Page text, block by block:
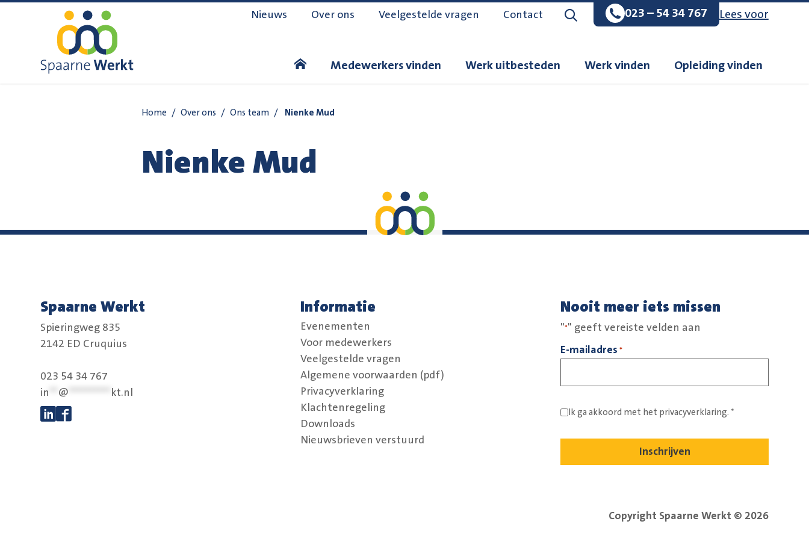
Navigatie overslaan Nieuws Over ons Veelgestelde vragen Contact Zoeken op de website
023 – 54 34 767 Lees voor
Medewerkers vinden Werk uitbesteden Werk vinden Opleiding vinden
Home / Over ons / Ons team / Nienke Mud
Nienke Mud
Spaarne Werkt
Spieringweg 835
2142 ED Cruquius
023 54 34 767
in
@ kt.nl
Informatie
Evenementen
Voor medewerkers
Veelgestelde vragen
Algemene voorwaarden (pdf)
Privacyverklaring
Klachtenregeling
Downloads
Nieuwsbrieven verstuurd
Nooit meer iets missen
"*" geeft vereiste velden aan
E-mailadres *
Ik ga akkoord met het privacyverklaring. *
Copyright Spaarne Werkt © 2026